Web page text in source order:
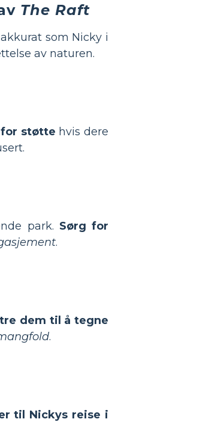
The Raft
som Nicky i
av naturen.
støtte hvis dere
park. Sørg for
.
dem til å tegne
.
til Nickys reise i